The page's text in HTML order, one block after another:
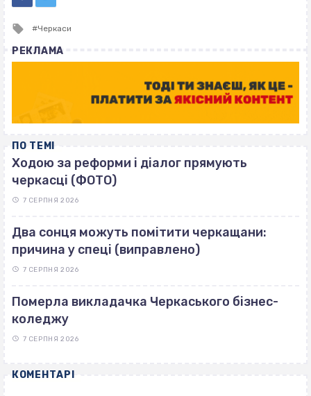
Tagged
Черкаси
РЕКЛАМА
ПО ТЕМІ
Ходою за реформи і діалог прямують
черкасці (ФОТО)
7 СЕРПНЯ 2026
Два сонця можуть помітити черкащани:
причина у спеці (виправлено)
7 СЕРПНЯ 2026
Померла викладачка Черкаського бізнес-
коледжу
7 СЕРПНЯ 2026
КОМЕНТАРІ